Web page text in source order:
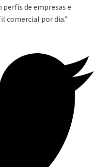
perfis de empresas e
comercial por dia.”